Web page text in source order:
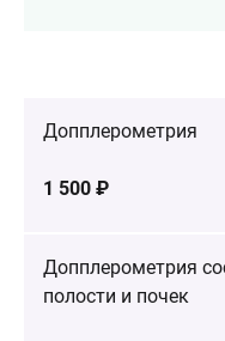
Допплерометрия
1 500 ₽
Допплерометрия
полости и почек